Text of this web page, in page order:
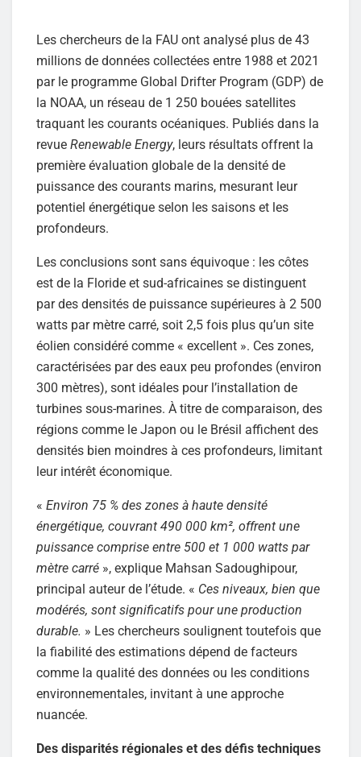
Les chercheurs de la FAU ont analysé plus de 43
millions de données collectées entre 1988 et 2021
par le programme Global Drifter Program (GDP) de
la NOAA, un réseau de 1 250 bouées satellites
traquant les courants océaniques. Publiés dans la
revue Renewable Energy, leurs résultats offrent la
première évaluation globale de la densité de
puissance des courants marins, mesurant leur
potentiel énergétique selon les saisons et les
profondeurs.
Les conclusions sont sans équivoque : les côtes
est de la Floride et sud-africaines se distinguent
par des densités de puissance supérieures à 2 500
watts par mètre carré, soit 2,5 fois plus qu’un site
éolien considéré comme « excellent ». Ces zones,
caractérisées par des eaux peu profondes (environ
300 mètres), sont idéales pour l’installation de
turbines sous-marines. À titre de comparaison, des
régions comme le Japon ou le Brésil affichent des
densités bien moindres à ces profondeurs, limitant
leur intérêt économique.
« Environ 75 % des zones à haute densité
énergétique, couvrant 490 000 km², offrent une
puissance comprise entre 500 et 1 000 watts par
mètre carré », explique Mahsan Sadoughipour,
principal auteur de l’étude. « Ces niveaux, bien que
modérés, sont significatifs pour une production
durable. » Les chercheurs soulignent toutefois que
la fiabilité des estimations dépend de facteurs
comme la qualité des données ou les conditions
environnementales, invitant à une approche
nuancée.
Des disparités régionales et des défis techniques